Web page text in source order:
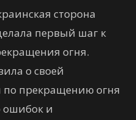
сторона
первый шаг к
огня.
о своей
прекращению огня
ошибок и